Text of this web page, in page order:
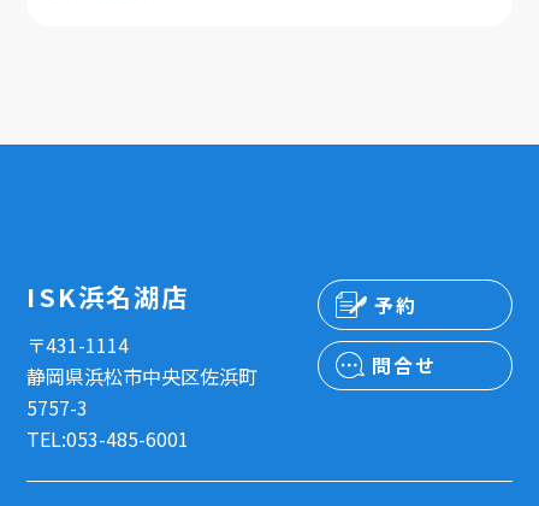
ISK浜名湖店
〒431-1114
静岡県浜松市中央区佐浜町
5757-3
TEL:053-485-6001
予約
問合せ